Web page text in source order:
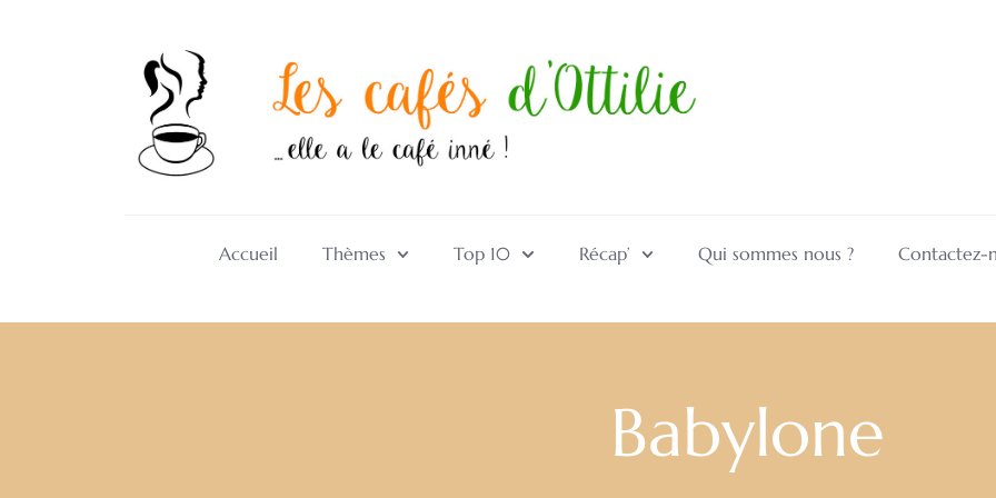
Accueil Thèmes Top 10 Récap’ Qui sommes nous ? Contactez-
Babylone